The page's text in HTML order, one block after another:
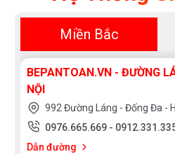
Miền Bắc
BEPANTOAN.VN - ĐƯỜNG
NỘI
992 Đường Láng - Đống Đa -
0976.665.669 -
Dẫn đường